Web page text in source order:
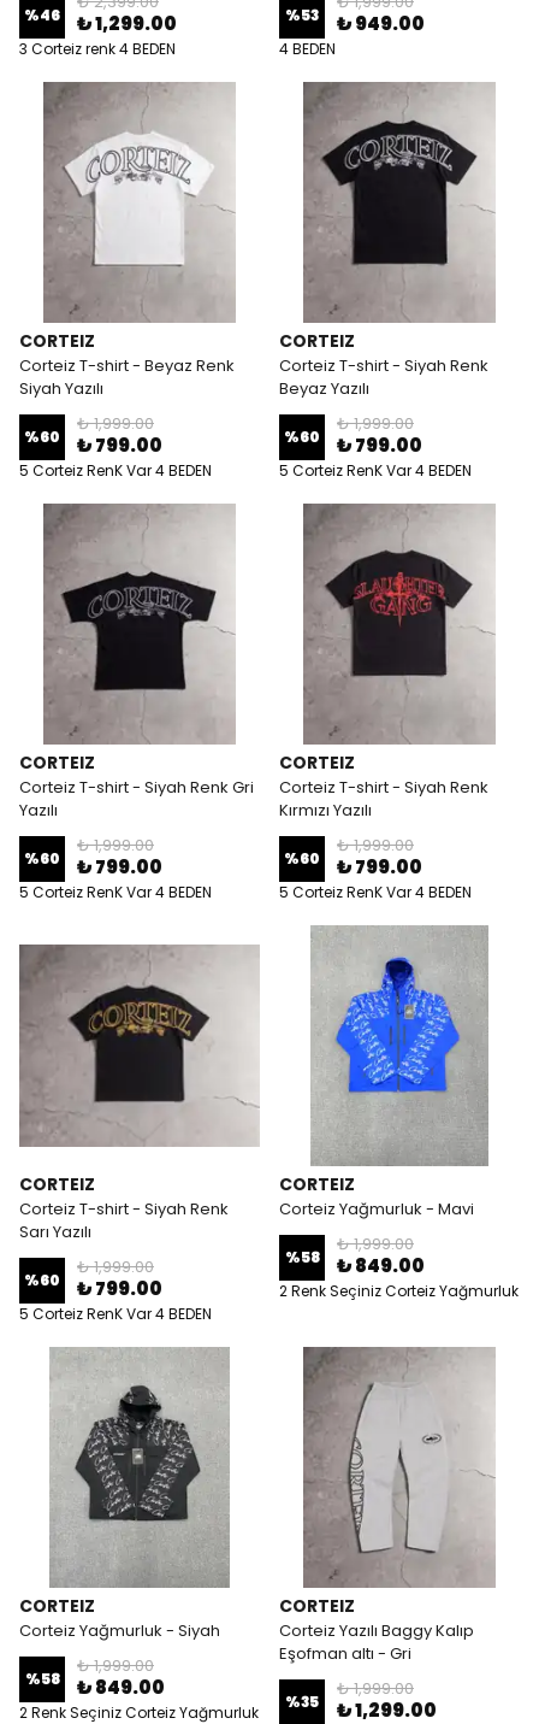
%46 ₺ 1,299.00
3 Corteiz renk 4 BEDEN
%53 ₺ 949.00
4 BEDEN
CORTEIZ
Corteiz T-shirt - Beyaz Renk
Siyah Yazılı
%60
₺ 1,999.00
₺ 799.00
5 Corteiz RenK Var 4 BEDEN
CORTEIZ
Corteiz T-shirt - Siyah Renk
Beyaz Yazılı
%60
₺ 1,999.00
₺ 799.00
5 Corteiz RenK Var 4 BEDEN
CORTEIZ
Corteiz T-shirt - Siyah Renk Gri
Yazılı
%60
₺ 1,999.00
₺ 799.00
5 Corteiz RenK Var 4 BEDEN
CORTEIZ
Corteiz T-shirt - Siyah Renk
Kırmızı Yazılı
%60
₺ 1,999.00
₺ 799.00
5 Corteiz RenK Var 4 BEDEN
CORTEIZ
Corteiz T-shirt - Siyah Renk
Sarı Yazılı
%60
₺ 1,999.00
₺ 799.00
5 Corteiz RenK Var 4 BEDEN
CORTEIZ
Corteiz Yağmurluk - Mavi
%58
₺ 1,999.00
₺ 849.00
2 Renk Seçiniz Corteiz Yağmurluk
CORTEIZ
Corteiz Yağmurluk - Siyah
%58
₺ 1,999.00
₺ 849.00
2 Renk Seçiniz Corteiz Yağmurluk
CORTEIZ
Corteiz Yazılı Baggy Kalıp
Eşofman altı - Gri
%35
₺ 1,999.00
₺ 1,299.00